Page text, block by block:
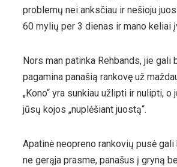
problemų nei anksčiau ir nešioju
60 mylių per 3 dienas ir mano keliai
Nors man patinka Rehbands, jie
pagamina panašią rankovę už
„Kono“ yra sunkiau užlipti ir nulipti,
jūsų kojos „nuplėšiant juostą“.
Apatinė neopreno rankovių pusė
ne gerąja prasme, panašus į gryną